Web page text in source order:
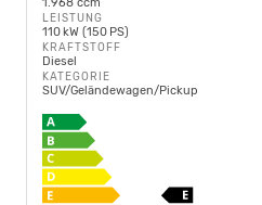
LEISTUNG
110 kW (150 PS)
KRAFTSTOFF
Diesel
KATEGORIE
SUV/Geländewagen/Pickup